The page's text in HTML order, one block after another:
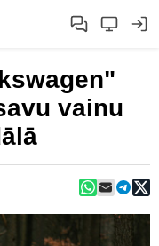
vainu